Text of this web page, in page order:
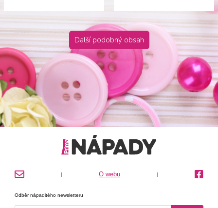
Další podobný obsah
| O webu |
Odběr nápaditého newsletteru